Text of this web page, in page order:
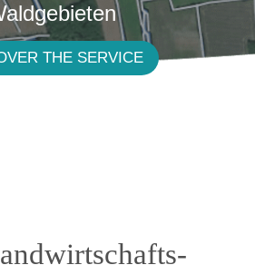
THE SERVICE